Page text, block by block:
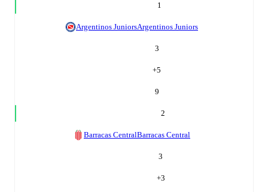
1
Argentinos JuniorsArgentinos Juniors
3
+5
9
2
Barracas CentralBarracas Central
3
+3